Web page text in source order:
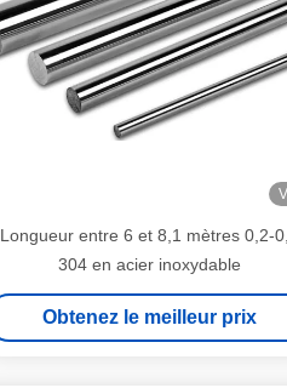
Longueur entre 6 et 8,1 mètres 0,2-
304 en acier inoxydable
Obtenez le meilleur prix